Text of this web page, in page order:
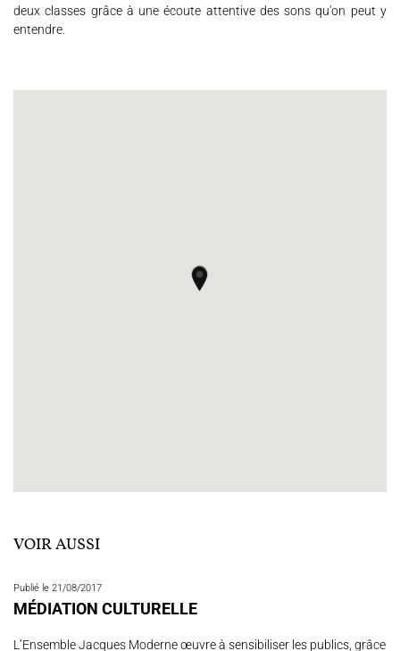
Rechercher
deux classes grâce à une écoute attentive des sons qu'on peut y
entendre.
VOIR AUSSI
Publié le 21/08/2017
MÉDIATION CULTURELLE
L’Ensemble Jacques Moderne œuvre à sensibiliser les publics, grâce